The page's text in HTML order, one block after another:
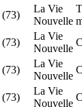
(73)
La Vie
Nouvelle
(73)
La Vie
Nouvelle
(73)
La Vie
Nouvelle
(73)
La Vie
Nouvelle